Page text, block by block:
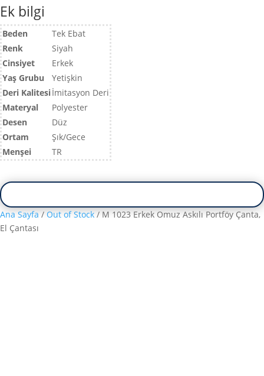
Ek bilgi
Beden
Tek Ebat
Renk
Siyah
Cinsiyet
Erkek
Yaş Grubu
Yetişkin
Deri Kalitesiİmitasyon Deri
Materyal
Polyester
Desen
Düz
Ortam
Şık/Gece
Menşei
TR
Ana Sayfa/Out of Stock/ M 1023 Erkek Omuz Askılı Portföy Çanta,
El Çantası